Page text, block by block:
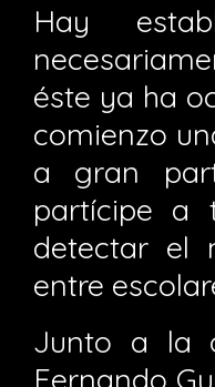
Hay
éste ya ha
comienzo
a gran
partícipe a
detectar el
entre
Junto a la
Fernando